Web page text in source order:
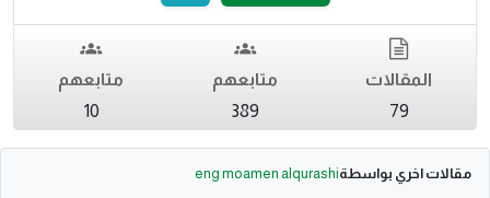
المقالات
79
متابعهم
389
متابعهم
10
مقالات اخري بواسطةeng moamen alqurashi